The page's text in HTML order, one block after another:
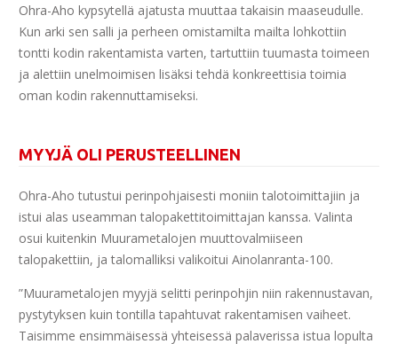
Ohra-Aho kypsytellä ajatusta muuttaa takaisin maaseudulle.
Kun arki sen salli ja perheen omistamilta mailta lohkottiin
tontti kodin rakentamista varten, tartuttiin tuumasta toimeen
ja alettiin unelmoimisen lisäksi tehdä konkreettisia toimia
oman kodin rakennuttamiseksi.
MYYJÄ OLI PERUSTEELLINEN
Ohra-Aho tutustui perinpohjaisesti moniin talotoimittajiin ja
istui alas useamman talopakettitoimittajan kanssa. Valinta
osui kuitenkin Muurametalojen muuttovalmiiseen
talopakettiin, ja talomalliksi valikoitui Ainolanranta-100.
”Muurametalojen myyjä selitti perinpohjin niin rakennustavan,
pystytyksen kuin tontilla tapahtuvat rakentamisen vaiheet.
Taisimme ensimmäisessä yhteisessä palaverissa istua lopulta